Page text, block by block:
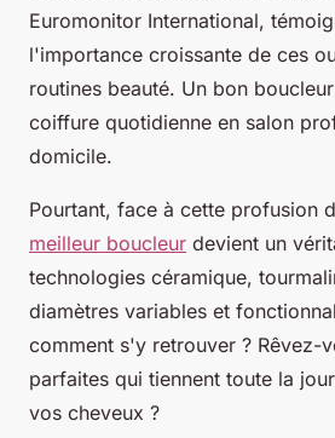
Euromonitor International,
l'importance croissante de ces
routines beauté. Un bon
coiffure quotidienne en salon
domicile.
Pourtant, face à cette profusion
meilleur boucleur devient un
technologies céramique,
diamètres variables et
comment s'y retrouver ? Rêvez-
parfaites qui tiennent toute la
vos cheveux ?